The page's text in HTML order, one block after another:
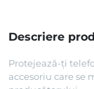
fost:
14,99 lei.
Descriere
Protejează-ți
accesoriu care se